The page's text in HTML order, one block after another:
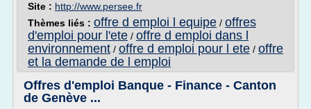
Site : http://www.persee.fr
Thèmes liés : offre d emploi l equipe / offres
d'emploi pour l'ete / offre d emploi dans l
environnement / offre d emploi pour l ete / offre
et la demande de l emploi
Offres d'emploi Banque - Finance - Canton
de Genève ...